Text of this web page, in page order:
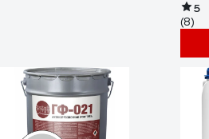
25683
5
(8)